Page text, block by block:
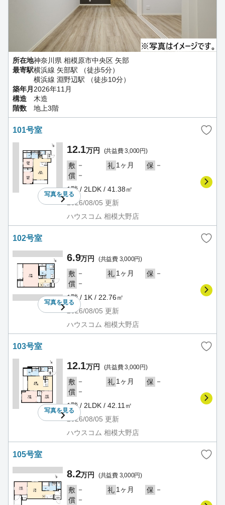
所在地神奈川県 相模原市中央区 矢部
最寄駅横浜線 矢部駅 （徒歩5分）
横浜線 淵野辺駅 （徒歩10分）
築年月 2026年11月
構造
木造
階数
地上3階
101号室
写真を見る
12.1万円 (共益費 3,000円)
敷 － 礼 1ヶ月 保 －
償 －
1階 / 2LDK / 41.38㎡
2026/08/05 更新
ハウスコム 相模大野店
102号室
写真を見る
6.9万円 (共益費 3,000円)
敷 － 礼 1ヶ月 保 －
償 －
1階 / 1K / 22.76㎡
2026/08/05 更新
ハウスコム 相模大野店
103号室
写真を見る
12.1万円 (共益費 3,000円)
敷 － 礼 1ヶ月 保 －
償 －
1階 / 2LDK / 42.11㎡
2026/08/05 更新
ハウスコム 相模大野店
105号室
8.2万円 (共益費 3,000円)
敷 － 礼 1ヶ月 保 －
償 －